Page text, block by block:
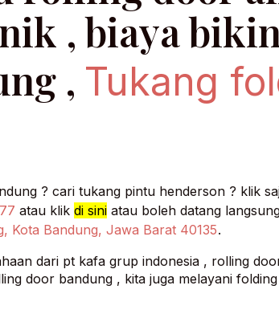
, Tukang
cari tukang rolling door ? cari tukang folding gate bandung ? cari tukang
atau klik di sini atau boleh datang
Kota Bandung, Jawa Barat 40135.
dari pt kafa grup indonesia , rolling
door bandung , kita juga melayani